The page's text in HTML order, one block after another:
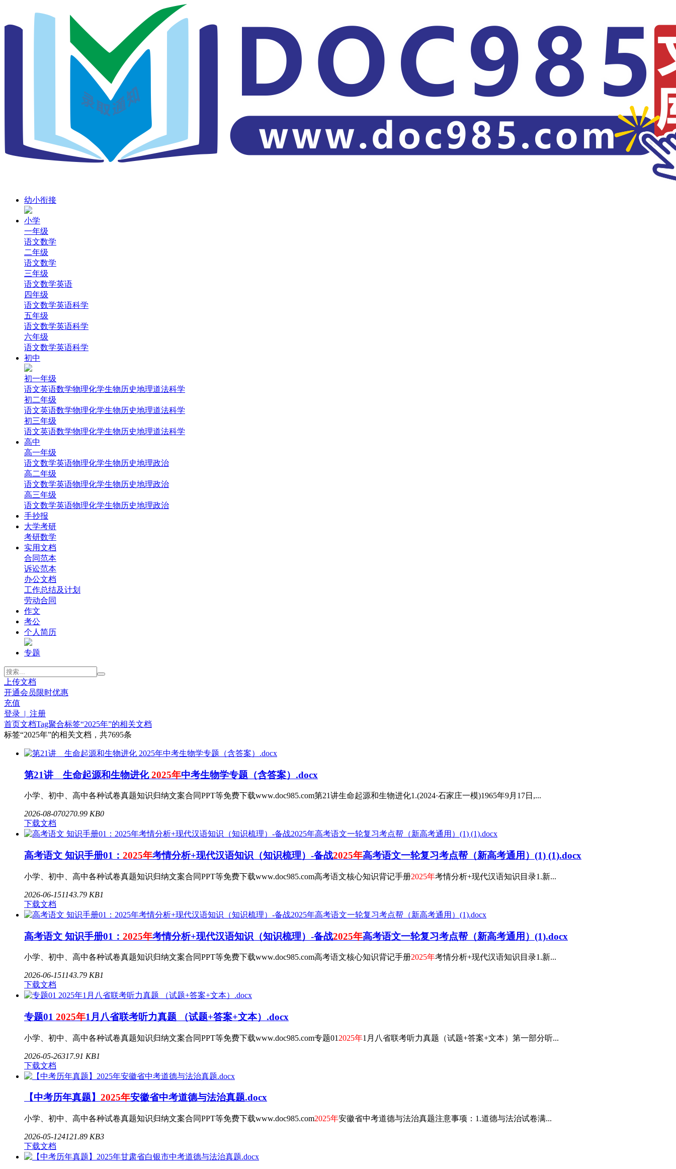
幼小衔接
小学
一年级
语文数学
二年级
语文数学
三年级
语文数学英语
四年级
语文数学英语科学
五年级
语文数学英语科学
六年级
语文数学英语科学
初中
初一年级
语文英语数学物理化学生物历史地理道法科学
初二年级
语文英语数学物理化学生物历史地理道法科学
初三年级
语文英语数学物理化学生物历史地理道法科学
高中
高一年级
‌语文‌数学英语‌物理‌化学‌生物‌历史‌地理‌‌政治‌
高二年级
‌语文‌数学英语‌物理‌化学‌生物‌历史‌地理‌‌政治‌
高三年级
‌语文‌数学英语‌物理‌化学‌生物‌历史‌地理‌政治
手抄报
大学考研
考研数学
实用文档
合同范本
诉讼范本
办公文档
工作总结及计划
劳动合同
作文
考公
个人简历
专题
上传文档
开通会员限时优惠
充值
登录 | 注册
首页文档Tag聚合标签“2025年”的相关文档
标签“2025年”的相关文档，共7695条
第21讲 生命起源和生物进化2025年中考生物学专题（含答案）.docx
小学、初中、高中各种试卷真题知识归纳文案合同PPT等免费下载www.doc985.com第21讲生命起源和生物进化1.(2024·石家庄一模)1965年9月17日,...
2026-08-070270.99 KB0
下载文档
高考语文 知识手册01： 2025年考情分析+现代汉语知识（知识梳理）-备战2025年高考语文一轮复习考点帮（新高考通用）(1) (1).docx
小学、初中、高中各种试卷真题知识归纳文案合同PPT等免费下载www.doc985.com高考语文核心知识背记手册2025年考情分析+现代汉语知识目录1.新...
2026-06-151143.79 KB1
下载文档
高考语文 知识手册01： 2025年考情分析+现代汉语知识（知识梳理）-备战2025年高考语文一轮复习考点帮（新高考通用）(1).docx
小学、初中、高中各种试卷真题知识归纳文案合同PPT等免费下载www.doc985.com高考语文核心知识背记手册2025年考情分析+现代汉语知识目录1.新...
2026-06-151143.79 KB1
下载文档
专题01 2025年1月八省联考听力真题 （试题+答案+文本）.docx
小学、初中、高中各种试卷真题知识归纳文案合同PPT等免费下载www.doc985.com专题01 2025年1月八省联考听力真题（试题+答案+文本）第一部分听...
2026-05-26317.91 KB1
下载文档
【中考历年真题】 2025年安徽省中考道德与法治真题.docx
小学、初中、高中各种试卷真题知识归纳文案合同PPT等免费下载www.doc985.com2025年安徽省中考道德与法治真题注意事项：1.道德与法治试卷满...
2026-05-124121.89 KB3
下载文档